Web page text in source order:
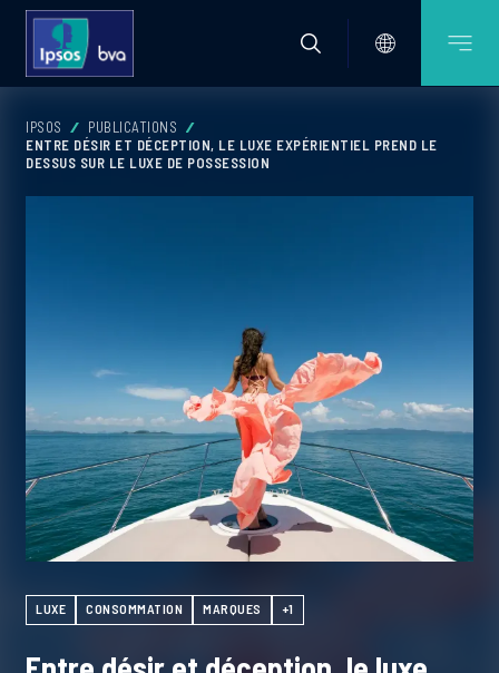
IPSOS
PUBLICATIONS
ENTRE DÉSIR ET DÉCEPTION, LE LUXE EXPÉRIENTIEL PREND LE
DESSUS SUR LE LUXE DE POSSESSION
LUXE CONSOMMATION MARQUES +1